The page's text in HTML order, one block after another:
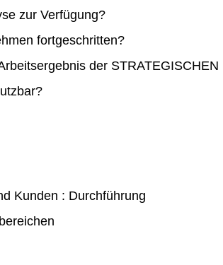
zur Verfügung?
fortgeschritten?
der
Kunden : Durchführung